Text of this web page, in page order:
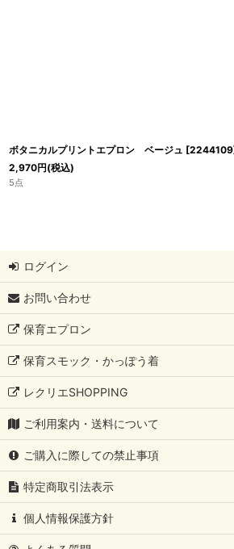
ボタニカルプリントエプロン ベージュ [2244109
2,970円(税込)
5点
ログイン
お問い合わせ
保育エプロン
保育スモック・かっぽう着
レクリエSHOPPING
ご利用案内・送料について
ご購入に際しての禁止事項
特定商取引法表示
個人情報保護方針